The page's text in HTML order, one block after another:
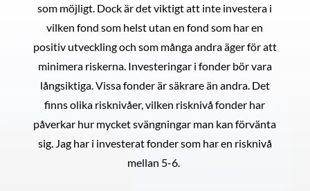
som möjligt. Dock är det viktigt att inte investera i
vilken fond som helst utan en fond som har en
positiv utveckling och som många andra äger för att
minimera riskerna. Investeringar i fonder bör vara
långsiktiga. Vissa fonder är säkrare än andra. Det
finns olika risknivåer, vilken risknivå fonder har
påverkar hur mycket svängningar man kan förvänta
sig. Jag har i investerat fonder som har en risknivå
mellan 5-6.